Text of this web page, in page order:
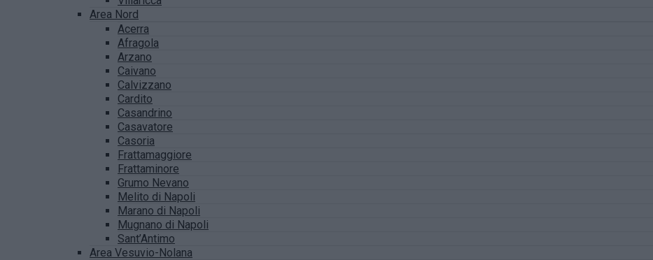
Area Nord
Acerra
Afragola
Arzano
Caivano
Calvizzano
Cardito
Casandrino
Casavatore
Casoria
Frattamaggiore
Frattaminore
Grumo Nevano
Melito di Napoli
Marano di Napoli
Mugnano di Napoli
Sant’Antimo
Area Vesuvio-Nolana